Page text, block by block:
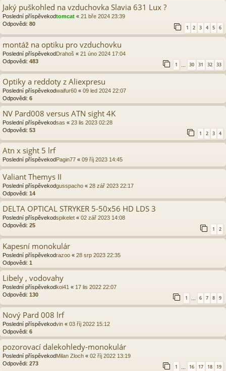
Jaký puškohled na vzduchovka Slavia 631 Lux ?
Poslední příspěvekodtomcat « 21 bře 2024 23:39
Odpovědi: 80
1 2 3 4 5 6
montáž na optiku pro vzduchovku
Poslední příspěvekodDrahoš « 21 úno 2024 17:04
Odpovědi: 483
1 … 30 31 32 33
Optiky a reddoty z Aliexpresu
Poslední příspěvekodwaifur60 « 09 led 2024 22:07
Odpovědi: 6
NV Pard008 versus ATN sight 4K
Poslední příspěvekodsas « 23 lis 2023 02:28
Odpovědi: 53
1 2 3 4
Atn x sight 5 lrf
Poslední příspěvekod Pagin77 « 09 říj 2023 14:45
Valiant Themys II
Poslední příspěvekodgusspacho « 28 zář 2023 22:17
Odpovědi: 14
DELTA OPTICAL STRYKER 5-50x56 HD LDS 3
Poslední příspěvekodspikelet « 02 zář 2023 14:08
Odpovědi: 25
1 2
Kapesní monokulár
Poslední příspěvekodrazoo « 28 srp 2023 22:35
Odpovědi: 1
Libely , vodovahy
Poslední příspěvekodkoi41 « 17 lis 2022 22:07
Odpovědi: 130
1 6 7 8 9
Nový Pard 008 lrf
Poslední příspěvekodvin « 03 říj 2022 15:12
Odpovědi: 6
pozorovací dalekohledy-monokulár
Poslední příspěvekodMilan Zloch « 02 říj 2022 13:19
Odpovědi: 273
1 … 16 17 18 19